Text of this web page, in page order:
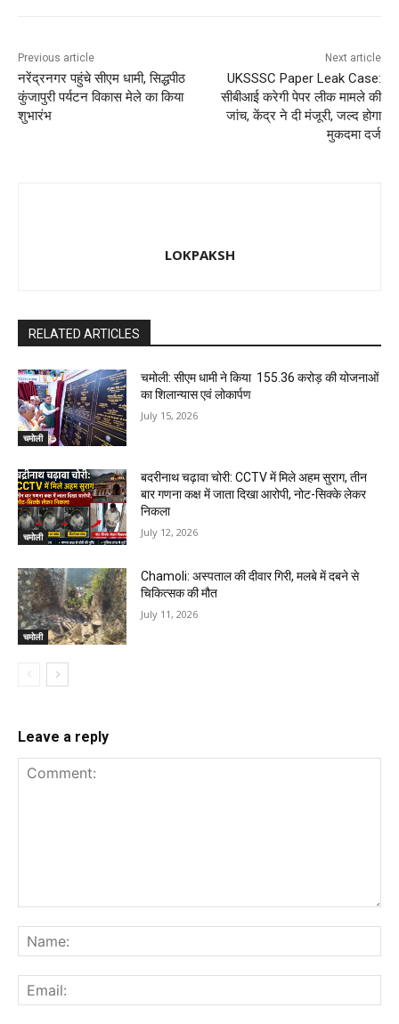
Previous article
नरेंद्रनगर पहुंचे सीएम धामी, सिद्धपीठ
कुंजापुरी पर्यटन विकास मेले का किया
शुभारंभ
Next article
UKSSSC Paper Leak Case:
सीबीआई करेगी पेपर लीक मामले की
जांच, केंद्र ने दी मंजूरी, जल्द होगा
मुकदमा दर्ज
LOKPAKSH
RELATED ARTICLES
चमोली
चमोली: सीएम धामी ने किया ₹ 155.36 करोड़ की योजनाओं
का शिलान्यास एवं लोकार्पण
July 15, 2026
चमोली
बदरीनाथ चढ़ावा चोरी: CCTV में मिले अहम सुराग, तीन
बार गणना कक्ष में जाता दिखा आरोपी, नोट-सिक्के लेकर
निकला
July 12, 2026
चमोली
Chamoli: अस्पताल की दीवार गिरी, मलबे में दबने से
चिकित्सक की मौत
July 11, 2026
Leave a reply